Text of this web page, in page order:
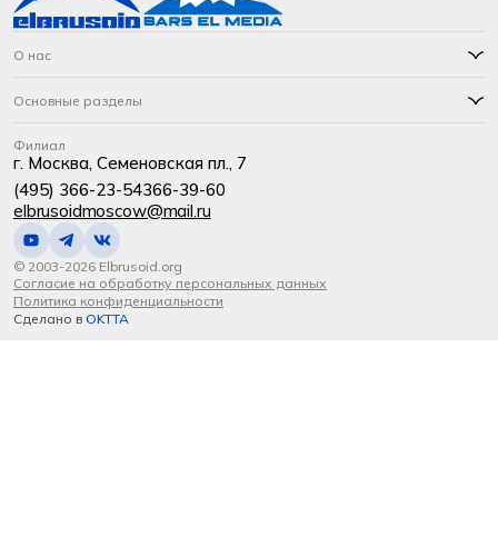
О нас
Основные разделы
Филиал
г. Москва, Семеновская пл., 7
(495) 366-23-54366-39-60
elbrusoidmoscow@mail.ru
© 2003-2026 Elbrusoid.org
Согласие на обработку персональных данных
Политика конфиденциальности
Сделано в OKTTA